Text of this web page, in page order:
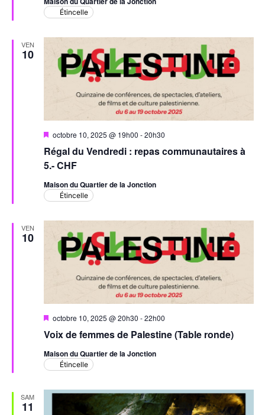
Étincelle
VEN
10
Régal du Vendredi : repas communautaires à
5.- CHF
Mis
avant
octobre 10, 2025 @ 19h00 -20h30
Maison du Quartier de la Jonction
Étincelle
VEN
10
Voix de femmes de Palestine (Table ronde)
Mis
avant
octobre 10, 2025 @ 20h30 -22h00
Maison du Quartier de la Jonction
Étincelle
SAM
11